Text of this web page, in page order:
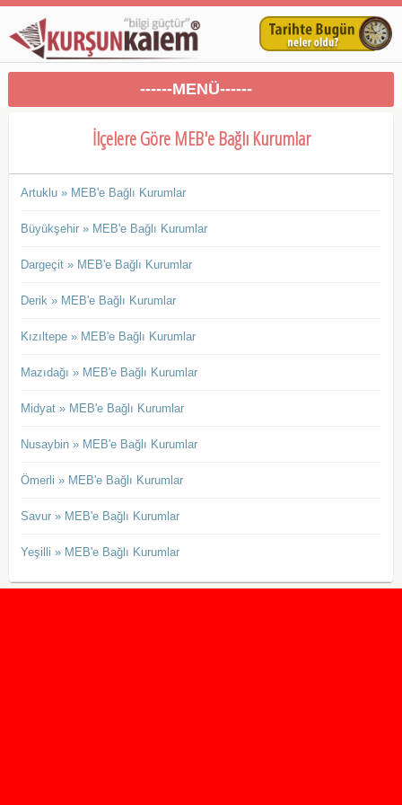
------MENÜ------
İlçelere Göre MEB'e Bağlı Kurumlar
Artuklu » MEB'e Bağlı Kurumlar
Büyükşehir » MEB'e Bağlı Kurumlar
Dargeçit » MEB'e Bağlı Kurumlar
Derik » MEB'e Bağlı Kurumlar
Kızıltepe » MEB'e Bağlı Kurumlar
Mazıdağı » MEB'e Bağlı Kurumlar
Midyat » MEB'e Bağlı Kurumlar
Nusaybin » MEB'e Bağlı Kurumlar
Ömerli » MEB'e Bağlı Kurumlar
Savur » MEB'e Bağlı Kurumlar
Yeşilli » MEB'e Bağlı Kurumlar